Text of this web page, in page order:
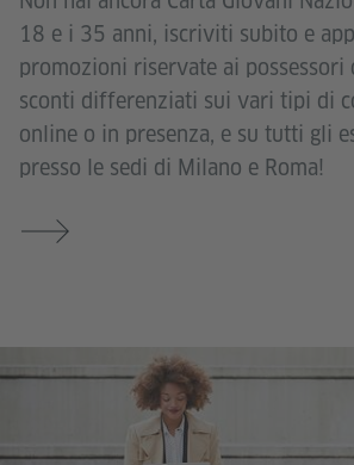
18 e i 35 anni, iscriviti subito e
promozioni riservate ai possessori
sconti differenziati sui vari tipi di
online o in presenza, e su tutti gli
presso le sedi di Milano e Roma!